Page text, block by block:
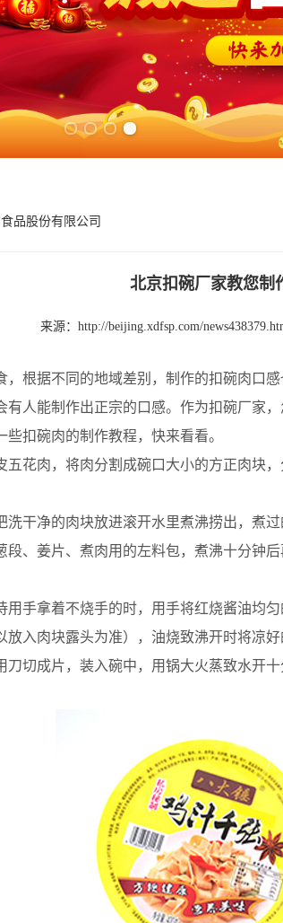
品股份有限公司
北京扣碗厂家教您制
来源： http://beijing.xdfsp.com/
根据不同的地域差别，制作的扣碗肉口
有人能制作出正宗的口感。作为扣碗厂家
扣碗肉的制作教程，快来看看。
花肉，将肉分割成碗口大小的方正肉块
干净的肉块放进滚开水里煮沸捞出，煮
段、姜片、煮肉用的左料包，煮沸十分钟
手拿着不烧手的时，用手将红烧酱油均匀
入肉块露头为准），油烧致沸开时将凉好
切成片，装入碗中，用锅大火蒸致水开十